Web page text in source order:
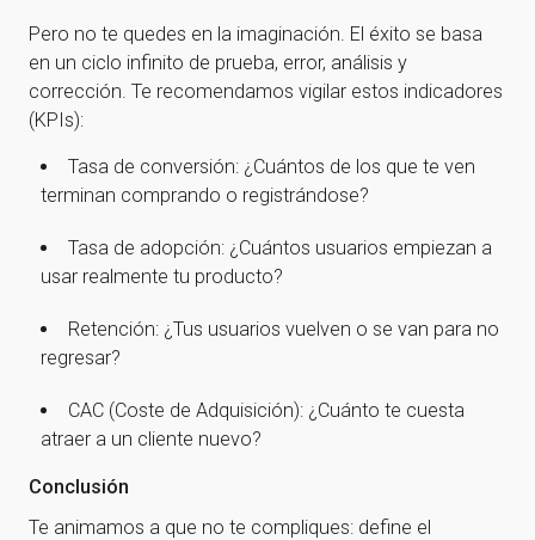
¡Gracias por suscribirte a
¡Gracias por suscribirte a nuestra newsletter!
Ir a la home
Pero no te quedes en la imaginación. El éxito se basa
en un ciclo infinito de prueba, error, análisis y
corrección. Te recomendamos vigilar estos indicadores
(KPIs):
Tasa de conversión: ¿Cuántos de los que te ven
terminan comprando o registrándose?
Tasa de adopción: ¿Cuántos usuarios empiezan a
usar realmente tu producto?
Retención: ¿Tus usuarios vuelven o se van para no
regresar?
CAC (Coste de Adquisición): ¿Cuánto te cuesta
atraer a un cliente nuevo?
Conclusión
Te animamos a que no te compliques: define el